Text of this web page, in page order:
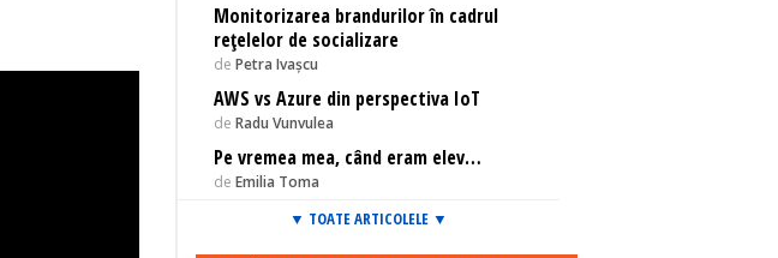
Monitorizarea brandurilor în cadrul
rețelelor de socializare
de Petra Ivașcu
AWS vs Azure din perspectiva IoT
de Radu Vunvulea
Pe vremea mea, când eram elev…
de Emilia Toma
▼ TOATE ARTICOLELE ▼